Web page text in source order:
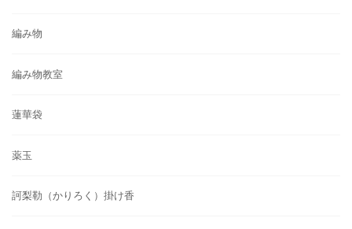
編み物
編み物教室
蓮華袋
薬玉
訶梨勒（かりろく）掛け香